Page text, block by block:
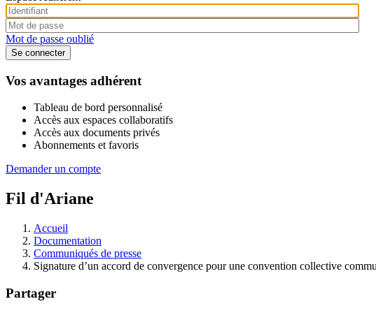
Mot de passe oublié
Vos avantages adhérent
Tableau de bord personnalisé
Accès aux espaces collaboratifs
Accès aux documents privés
Abonnements et favoris
Demander un compte
Fil d'Ariane
Accueil
Documentation
Communiqués de presse
Signature d’un accord de convergence pour une convention collective
Partager